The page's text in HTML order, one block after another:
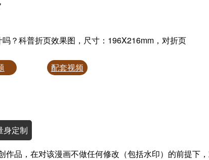
？科普折页效果图，尺寸：196X216mm，对折页
配套视频
身定制
作品，在对该漫画不做任何修改（包括水印）的前提